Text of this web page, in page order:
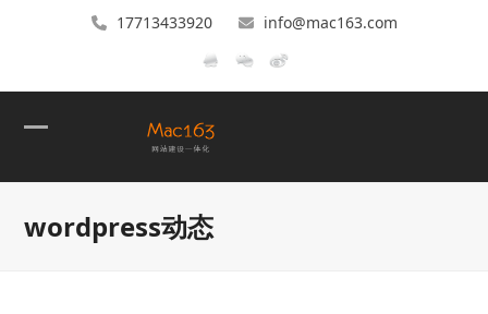
17713433920 info@mac163.com
mobile
menu
mobile
menu
wordpress动态